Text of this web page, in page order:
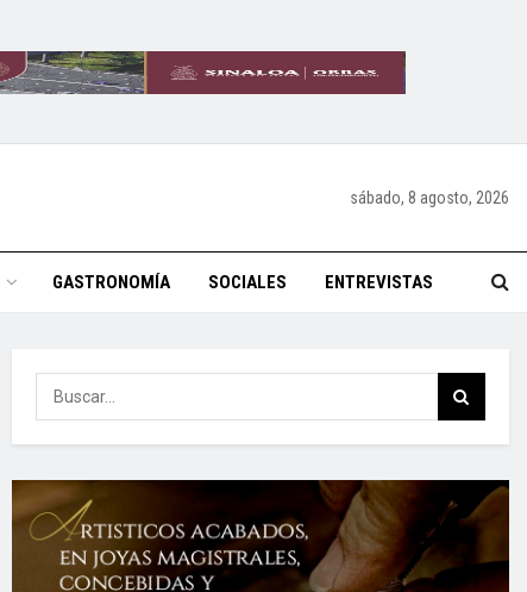
sábado, 8 agosto, 2026
GASTRONOMÍA SOCIALES ENTREVISTAS